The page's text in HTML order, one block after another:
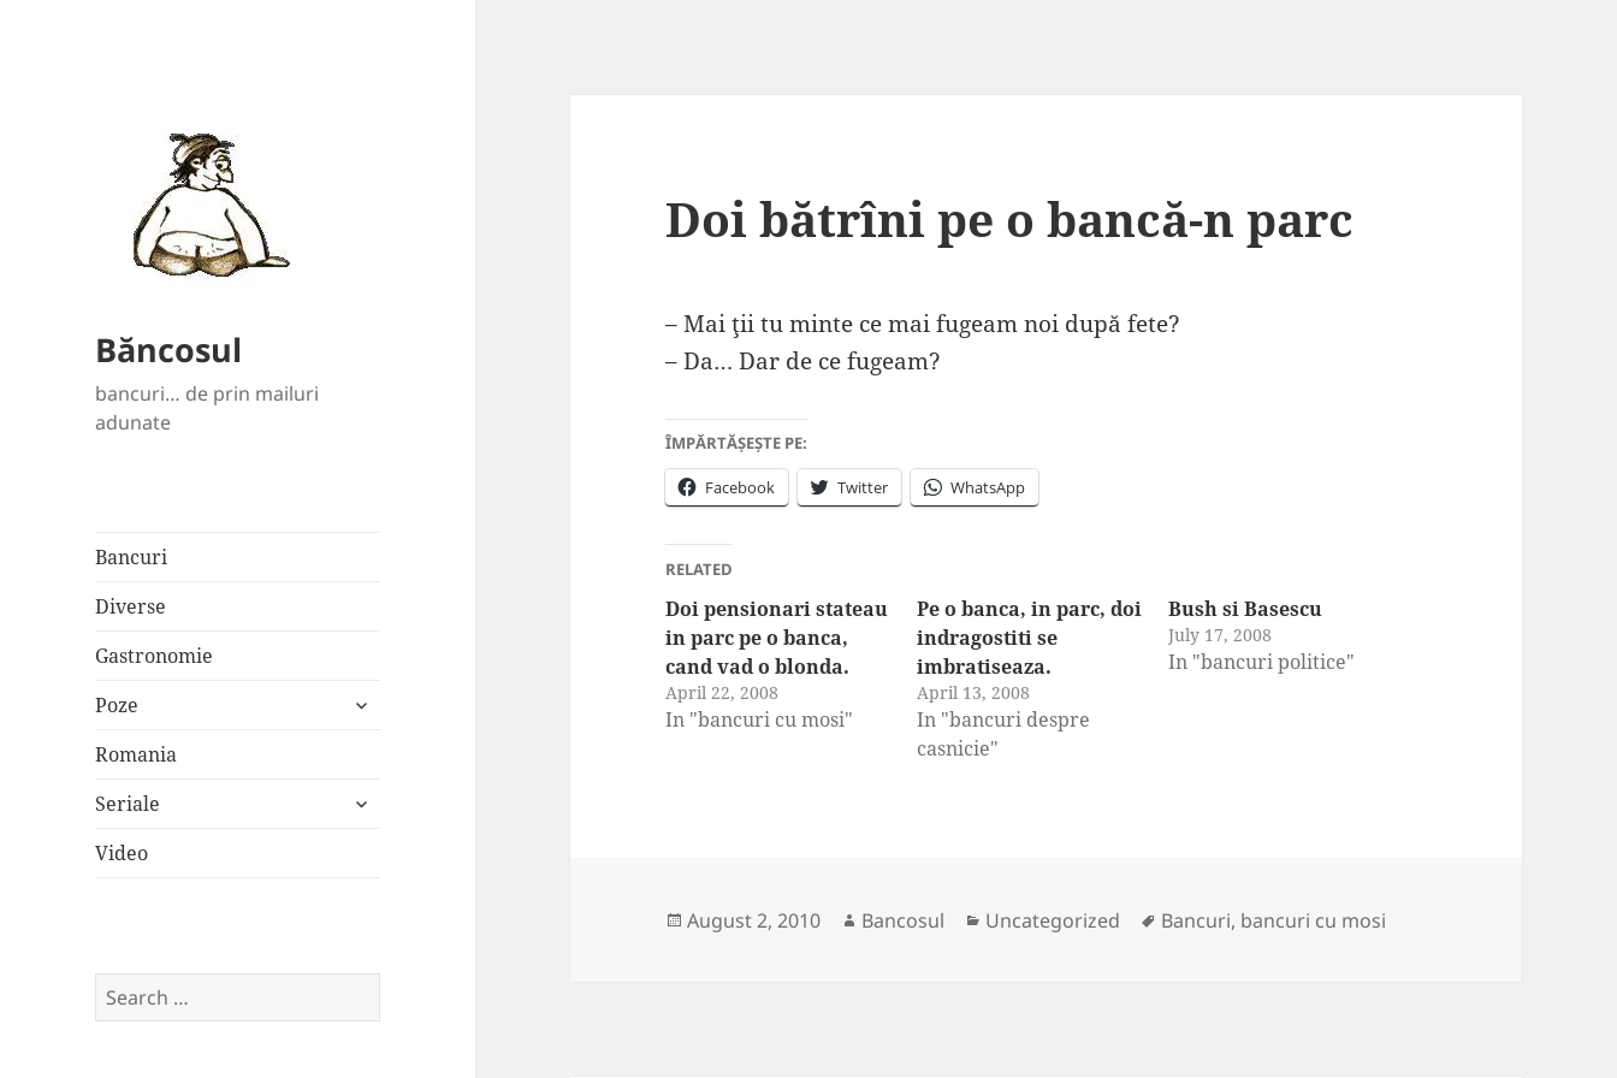
Băncosul
bancuri… de prin mailuri
adunate
Bancuri
Diverse
Gastronomie
Poze
expand
Romania
Seriale
expand
Video
Search
for:
Doi bătrîni pe o bancă-n parc
– Mai ţii tu minte ce mai fugeam noi după fete?
– Da… Dar de ce fugeam?
ÎMPĂRTĂȘEȘTE PE:
Facebook Twitter WhatsApp
RELATED
Doi pensionari stateau
in parc pe o banca,
cand vad o blonda.
April 22, 2008
In "bancuri cu mosi"
Pe o banca, in parc, doi
indragostiti se
imbratiseaza.
April 13, 2008
In "bancuri despre
casnicie"
Bush si Basescu
July 17, 2008
In "bancuri politice"
Posted
August 2, 2010 Author
Bancosul Categories
Uncategorized Tags
Bancuri, bancuri cu mosi